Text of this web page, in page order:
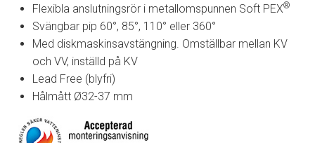
Flexibla anslutningsrör i metallomspunnen Soft PEX®
Svängbar pip 60°, 85°, 110° eller 360°
Med diskmaskinsavstängning. Omställbar mellan KV
och VV, inställd på KV
Lead Free (blyfri)
Hålmått Ø32-37 mm